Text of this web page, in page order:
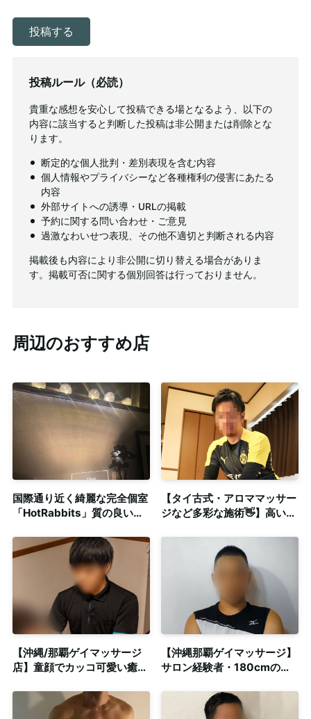
周辺のおすすめ店
国際通り近く綺麗な完全個室
「HotRabbits」質の良いボ
イ顔面偏差値には自信があり
ます。
【タイ古式・アロママッサー
ジなど多彩な施術👋】高い専
室も完備
【沖縄/那覇ゲイマッサージ
店】童顔でカッコ可愛い癒し
も完備
【沖縄那覇ゲイマッサージ】
サロン経験者・180cmの高
よる本格施術◎個室完備
投稿ルール（必読）
貴重な感想を安心して投稿できる場となるよう、以下の
内容に該当すると判断した投稿は非公開または削除とな
ります。
断定的な個人批判・差別表現を含む内容
個人情報やプライバシーなど各種権利の侵害にあたる
内容
外部サイトへの誘導・URLの掲載
予約に関する問い合わせ・ご意見
過激なわいせつ表現、その他不適切と判断される内容
掲載後も内容により非公開に切り替える場合がありま
す。掲載可否に関する個別回答は行っておりません。